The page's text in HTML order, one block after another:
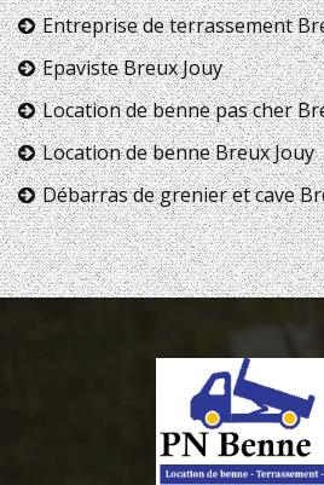
Entreprise de terrassement
Epaviste Breux Jouy
Location de benne pas cher
Location de benne Breux Jouy
Débarras de grenier et cave